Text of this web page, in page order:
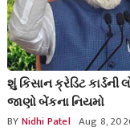
શું કિસાન ક્રેડિટ
જાણો બેંકના નિયમો
BYNidhi Patel Aug 8,